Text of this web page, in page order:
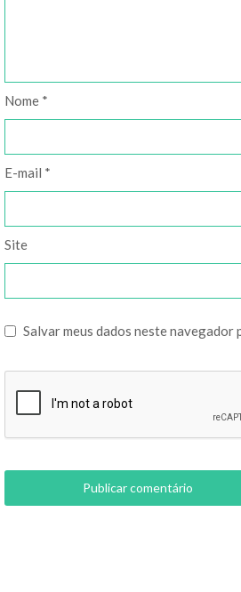
Nome *
E-mail *
Site
Salvar meus dados neste navegador